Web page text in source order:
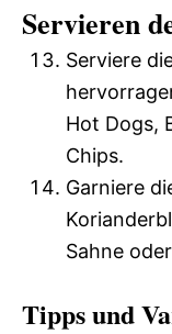
Servieren
Serviere
Hot Dogs,
Chips.
Garniere
Sahne
Tipps und